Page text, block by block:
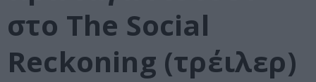
στο The Social
Reckoning (τρέιλερ)